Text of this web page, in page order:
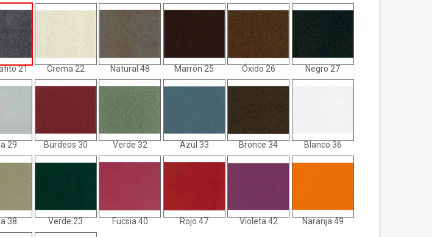
21 Crema 22 Natural 48 Marrón 25 Óxido 26 Negro 27
29 Burdeos 30 Verde 32 Azul 33 Bronce 34 Blanco 36
38 Verde 23 Fucsia 40 Rojo 47 Violeta 42 Naranja 49